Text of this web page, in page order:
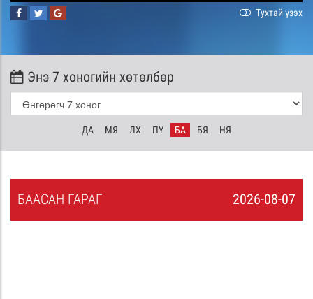
Тухтай үзэх
Энэ 7 хоногийн хөтөлбөр
ДА МЯ ЛХ ПҮ БА БЯ НЯ
2026-08-07
БААСАН ГАРАГ